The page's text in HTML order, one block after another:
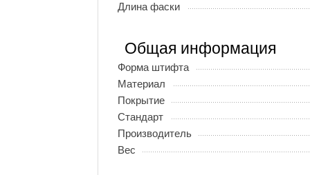
Длина фаски
Общая информация
Форма штифта
Материал
Покрытие
Стандарт
Производитель
Вес